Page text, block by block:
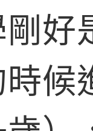
剛好
時候